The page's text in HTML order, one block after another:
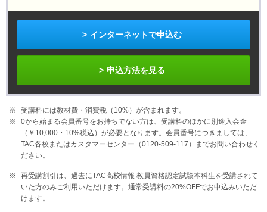
インターネットで申込む
申込方法を見る
受講料には教材費・消費税（10%）が含まれます。
0から始まる会員番号をお持ちでない方は、受講料のほかに別途入会金
（￥10,000・10%税込）が必要となります。会員番号につきましては、
TAC各校またはカスタマーセンター（0120-509-117）までお問い合わせく
ださい。
再受講割引は、過去にTAC高校情報 教員資格認定試験本科生を受講されて
いた方のみご利用いただけます。通常受講料の20%OFFでお申込みいただ
けます。